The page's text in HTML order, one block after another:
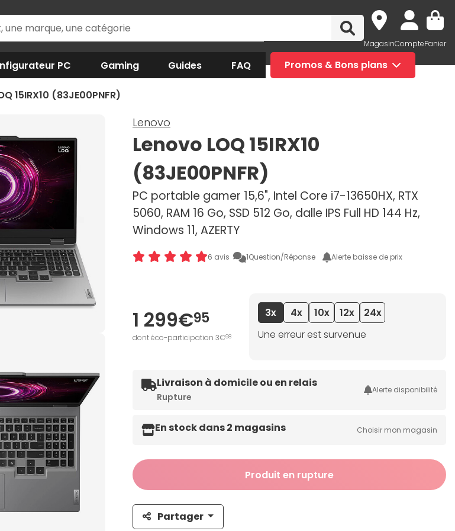
MagasinComptePanier
PC Gaming Guides FAQ Promos & Bons plans
15IRX10 (83JE00PNFR)
Lenovo
Lenovo LOQ 15IRX10
(83JE00PNFR)
PC portable gamer 15,6", Intel Core i7-13650HX, RTX
5060, RAM 16 Go, SSD 512 Go, dalle IPS Full HD 144 Hz,
Windows 11, AZERTY
6 avis 1Question/Réponse Alerte baisse de prix
1 299€95
dont éco-participation 3€98
3x 4x 10x 12x
24x
Une erreur est survenue
Livraison à domicile ou en relais
Rupture
Alerte disponibilité
En stock dans 2 magasins Choisir mon magasin
Produit en rupture
Partager